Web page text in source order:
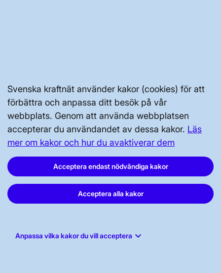
Svenska kraftnät använder kakor (cookies) för att
förbättra och anpassa ditt besök på vår
webbplats. Genom att använda webbplatsen
accepterar du användandet av dessa kakor. Läs
mer om kakor och hur du avaktiverar dem
Acceptera endast nödvändiga kakor
Acceptera alla kakor
Anpassa vilka kakor du vill acceptera keyboard_arrow_down
Svenska kraftnät, Box 1200, 172 24
Sundbyberg
Tel: 010-475 80 00